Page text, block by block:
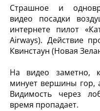
Страшное и
видео посадки
интернете пилот
Airways). Действие
Квинстаун (Новая
На видео заметно,
минует вершины гор,
Видимость через
время пропадает.